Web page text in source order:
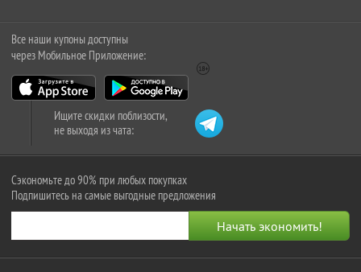
Все наши купоны доступны
через Мобильное Приложение:
Ищите скидки поблизости,
не выходя из чата:
Сэкономьте до 90% при любых покупках
Подпишитесь на самые выгодные предложения